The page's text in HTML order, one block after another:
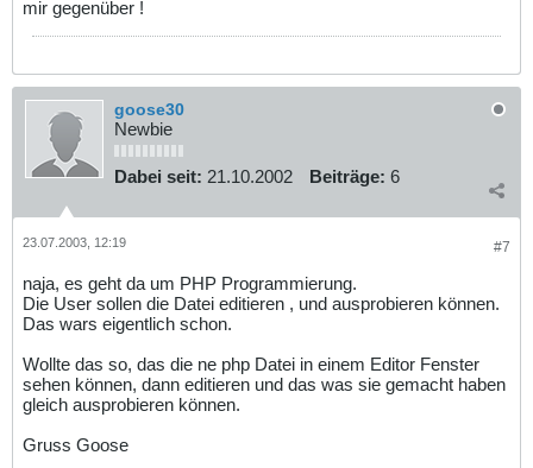
mir gegenüber !
goose30
Newbie
Dabei seit: 21.10.2002 Beiträge: 6
#7
23.07.2003, 12:19
naja, es geht da um PHP Programmierung.
Die User sollen die Datei editieren , und ausprobieren können.
Das wars eigentlich schon.
Wollte das so, das die ne php Datei in einem Editor Fenster
sehen können, dann editieren und das was sie gemacht haben
gleich ausprobieren können.
Gruss Goose